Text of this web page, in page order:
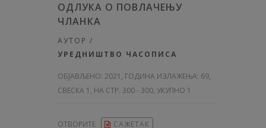
ОДЛУКА О ПОВЛАЧЕЊУ
ЧЛАНКА
АУТОР /
УРЕДНИШТВО ЧАСОПИСА
ОБЈАВЉЕНО: 2021, ГОДИНА ИЗЛАЖЕЊА: 69,
СВЕСКА 1, НА СТР. 300 - 300, УКУПНО 1
ОТВОРИТЕ САЖЕТАК